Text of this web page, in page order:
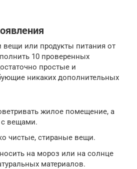
вещи или продукты питания от
10 проверенных
простые и
никаких дополнительных
жилое помещение, а
вещами.
чистые, стираные вещи.
на мороз или на солнце
материалов.